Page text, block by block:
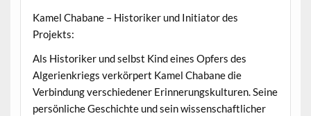
Kamel Chabane – Historiker und Initiator des
Projekts:
Als Historiker und selbst Kind eines Opfers des
Algerienkriegs verkörpert Kamel Chabane die
Verbindung verschiedener Erinnerungskulturen. Seine
persönliche Geschichte und sein wissenschaftlicher